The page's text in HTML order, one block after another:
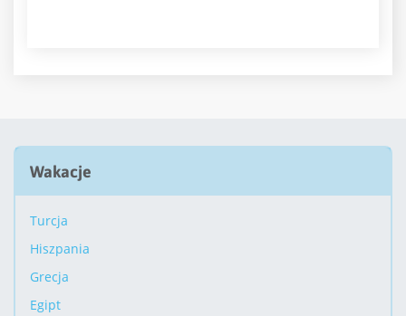
Wakacje
Turcja
Hiszpania
Grecja
Egipt